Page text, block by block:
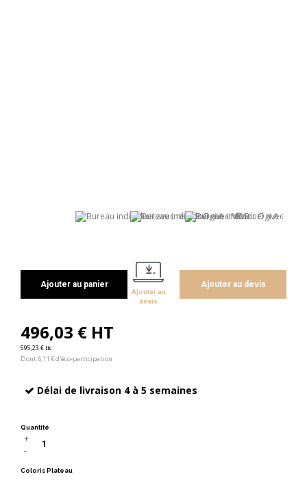
Ajouter au panier
Ajouter au
devis
Ajouter au devis
496,03 € HT
595,23 € ttc
Dont 6,11 € d'éco-participation
Délai de livraison 4 à 5 semaines
Coloris Plateau
Quantité